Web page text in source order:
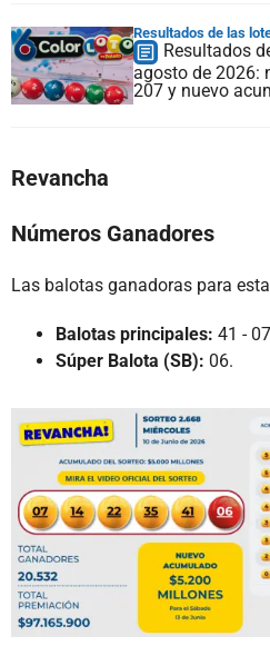
Resultados de las
Resultados
agosto de 2026:
207 y nuevo
Revancha
Números Ganadores
Las balotas ganadoras para
Balotas principales: 41 -
Súper Balota (SB): 06.